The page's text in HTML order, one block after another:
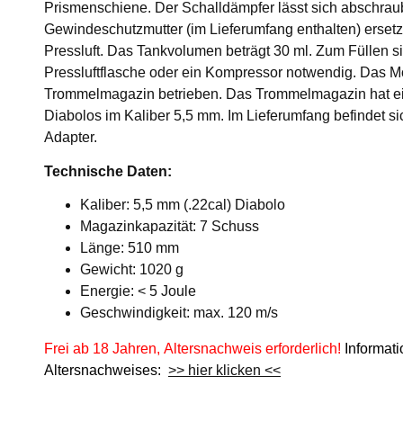
Prismenschiene. Der Schalldämpfer lässt sich
Gewindeschutzmutter (im Lieferumfang enthalten)
Pressluft. Das Tankvolumen beträgt 30 ml. Zum Füllen
Pressluftflasche oder ein Kompressor notwendig. Das
Trommelmagazin betrieben. Das Trommelmagazin hat
Diabolos im Kaliber 5,5 mm. Im Lieferumfang befindet
Adapter.
Technische Daten:
Kaliber: 5,5 mm (.22cal) Diabolo
Magazinkapazität: 7 Schuss
Länge: 510 mm
Gewicht: 1020 g
Energie: < 5 Joule
Geschwindigkeit: max. 120 m/s
Frei ab 18 Jahren, Altersnachweis erforderlich!
Altersnachweises: >> hier klicken <<